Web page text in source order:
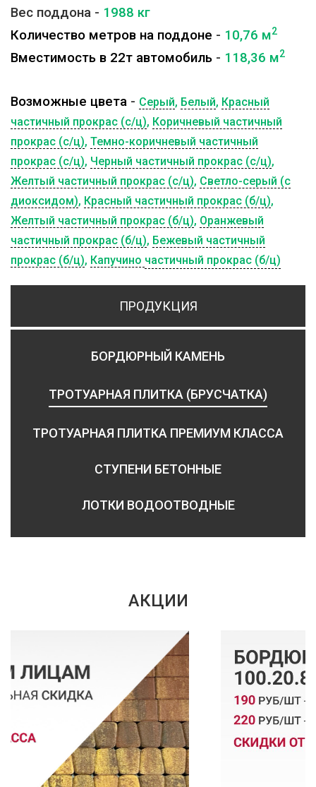
ПРОДУКЦИЯ
БОРДЮРНЫЙ КАМЕНЬ
ТРОТУАРНАЯ ПЛИТКА (БРУСЧАТКА)
ТРОТУАРНАЯ ПЛИТКА ПРЕМИУМ КЛАССА
СТУПЕНИ БЕТОННЫЕ
ЛОТКИ ВОДООТВОДНЫЕ
Вес поддона - 1988 кг
Количество метров на поддоне - 10,76 м2
Вместимость в 22т автомобиль - 118,36 м2
Возможные цвета - Серый, Белый, Красный
частичный прокрас (с/ц), Коричневый частичный
прокрас (с/ц), Темно-коричневый частичный
прокрас (с/ц), Черный частичный прокрас (с/ц),
Желтый частичный прокрас (с/ц), Светло-серый (с
диоксидом), Красный частичный прокрас (б/ц),
Желтый частичный прокрас (б/ц), Оранжевый
частичный прокрас (б/ц), Бежевый частичный
прокрас (б/ц), Капучино частичный прокрас (б/ц)
АКЦИИ